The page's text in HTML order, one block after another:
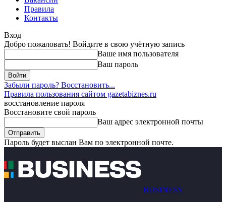
Правила
Контакты
Вход
Добро пожаловать! Войдите в свою учётную запись
Ваше имя пользователя
Ваш пароль
Забыли пароль? Восстановить...
Правила пользования сайтом gazetabiznes.ru
восстановление пароля
Восстановите свой пароль
Ваш адрес электронной почты
Пароль будет выслан Вам по электронной почте.
BUSINESS